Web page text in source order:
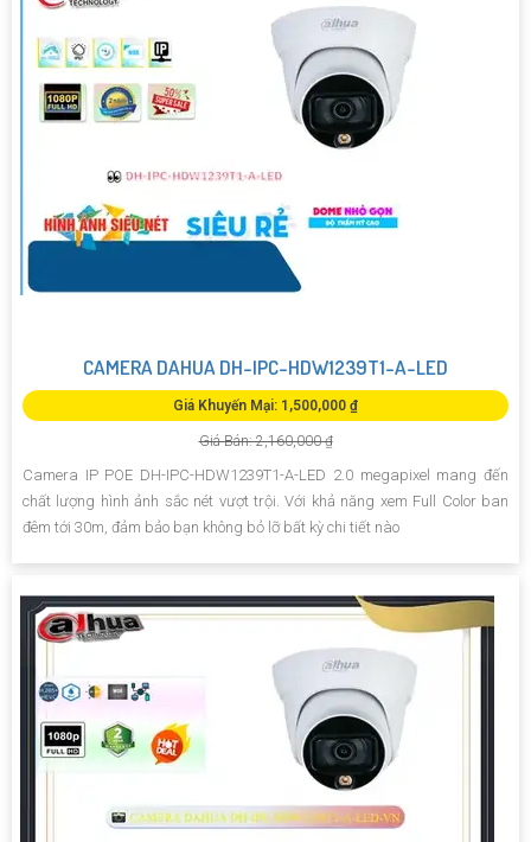
CAMERA DAHUA DH-IPC-HDW1239T1-A-LED
Giá Khuyến Mại: 1,500,000 ₫
Giá Bán: 2,160,000 ₫
Camera IP POE DH-IPC-HDW1239T1-A-LED 2.0 megapixel mang đến
chất lượng hình ảnh sắc nét vượt trội. Với khả năng xem Full Color ban
đêm tới 30m, đảm bảo bạn không bỏ lỡ bất kỳ chi tiết nào